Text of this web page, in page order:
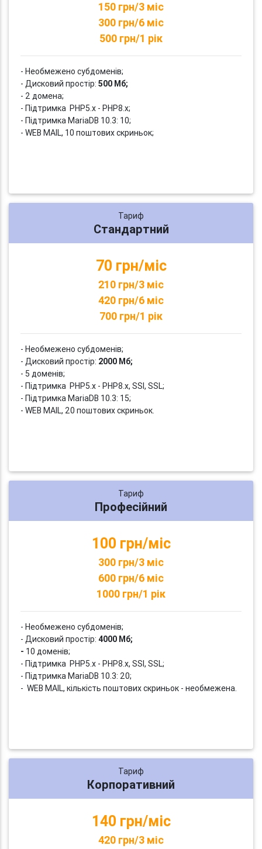
150 грн/3 міс
300 грн/6 міс
500 грн/1 рік
- Необмежено субдоменів;
- Дисковий простір: 500 Мб;
- 2 домена;
- Підтримка PHP5.x - PHP8.x;
- Підтримка MariaDB 10.3: 10;
- WEB MAIL, 10 поштових скриньок;
Тариф
Стандартний
70 грн/міс
210 грн/3 міс
420 грн/6 міс
700 грн/1 рік
- Необмежено субдоменів;
- Дисковий простір: 2000 Мб;
- 5 доменів;
- Підтримка PHP5.x - PHP8.x, SSI, SSL;
- Підтримка MariaDB 10.3: 15;
- WEB MAIL, 20 поштових скриньок.
Тариф
Професійний
100 грн/міс
300 грн/3 міс
600 грн/6 міс
1000 грн/1 рік
- Необмежено субдоменів;
- Дисковий простір: 4000 Мб;
- 10 доменів;
- Підтримка PHP5.x - PHP8.x, SSI, SSL;
- Підтримка MariaDB 10.3: 20;
- WEB MAIL, кількість поштових скриньок - необмежена.
Тариф
Корпоративний
140 грн/міс
420 грн/3 міс